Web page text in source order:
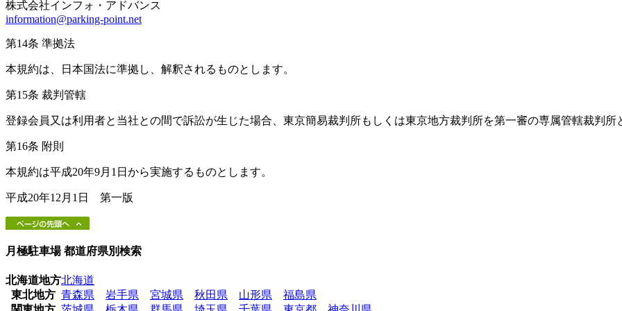
株式会社インフォ・アドバンス
information@parking-point.net
第14条 準拠法
本規約は、日本国法に準拠し、解釈されるものとします。
第15条 裁判管轄
登録会員又は利用者と当社との間で訴訟が生じた場合、東京簡易裁判所もしくは東京地方裁判所を第一審の専属管轄裁判所
第16条 附則
本規約は平成20年9月1日から実施するものとします。
平成20年12月1日 第一版
月極駐車場 都道府県別検索
北海道地方北海道
東北地方 青森県 岩手県 宮城県 秋田県 山形県
福島県